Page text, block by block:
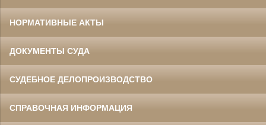
НОРМАТИВНЫЕ АКТЫ
ДОКУМЕНТЫ СУДА
СУДЕБНОЕ ДЕЛОПРОИЗВОДСТВО
СПРАВОЧНАЯ ИНФОРМАЦИЯ